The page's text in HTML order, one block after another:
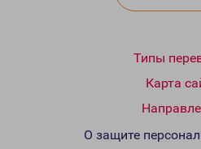
Типы
Карта
О защите